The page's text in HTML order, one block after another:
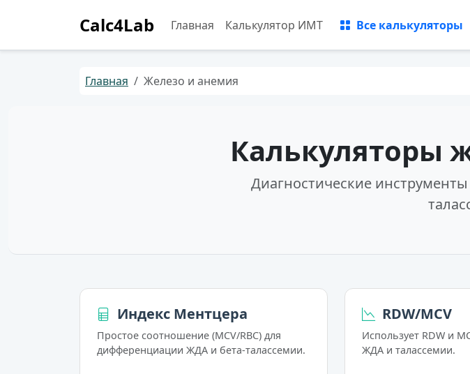
Calc4Lab Главная Калькулятор ИМТ Все калькуляторы
Главная Железо и анемия
Калькуляторы
Диагностические
Индекс Ментцера
Простое соотношение (MCV/RBC) для
дифференциации ЖДА и бета-талассемии.
RDW/MCV
Использует RDW и
ЖДА и талассемии.